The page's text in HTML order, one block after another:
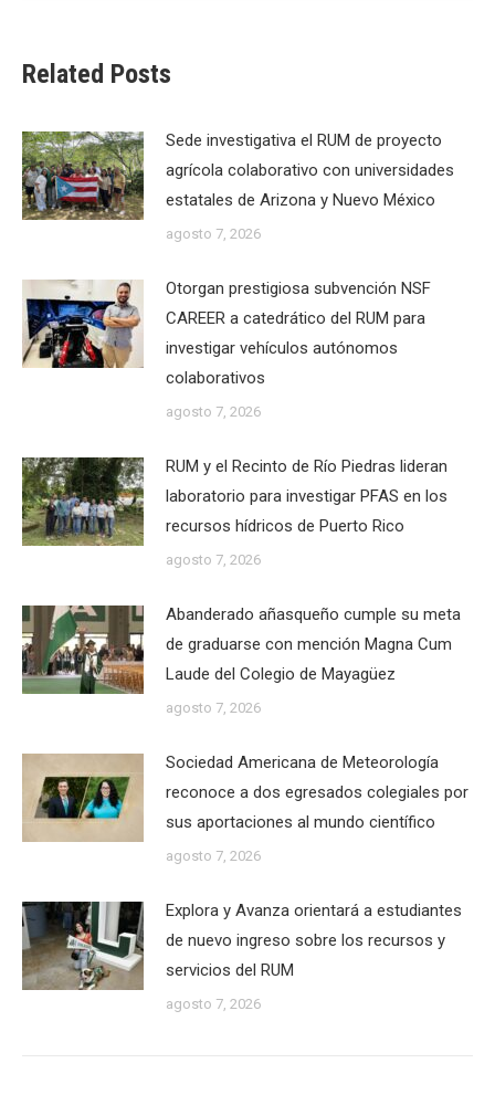
Related Posts
Sede investigativa el RUM de proyecto
agrícola colaborativo con universidades
estatales de Arizona y Nuevo México
agosto 7, 2026
Otorgan prestigiosa subvención NSF
CAREER a catedrático del RUM para
investigar vehículos autónomos
colaborativos
agosto 7, 2026
RUM y el Recinto de Río Piedras lideran
laboratorio para investigar PFAS en los
recursos hídricos de Puerto Rico
agosto 7, 2026
Abanderado añasqueño cumple su meta
de graduarse con mención Magna Cum
Laude del Colegio de Mayagüez
agosto 7, 2026
Sociedad Americana de Meteorología
reconoce a dos egresados colegiales por
sus aportaciones al mundo científico
agosto 7, 2026
Explora y Avanza orientará a estudiantes
de nuevo ingreso sobre los recursos y
servicios del RUM
agosto 7, 2026